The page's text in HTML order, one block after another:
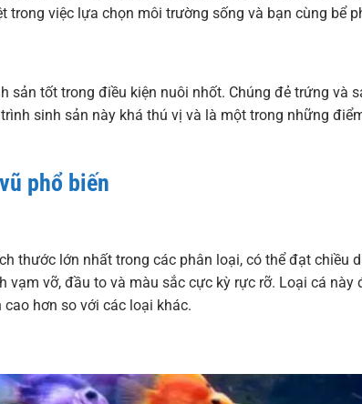
trong việc lựa chọn môi trường sống và bạn cùng bể
sản tốt trong điều kiện nuôi nhốt. Chúng đẻ trứng và
sinh sản này khá thú vị và là một trong những
phổ biến
thước lớn nhất trong các phân loại, có thể đạt chiều
vạm vỡ, đầu to và màu sắc cực kỳ rực rỡ. Loại cá
hơn so với các loại khác.